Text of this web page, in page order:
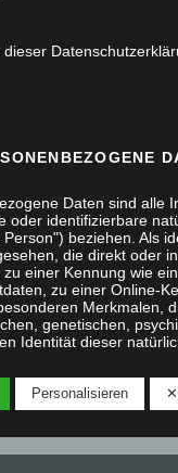
Daten sind alle
oder identifizierbare
Person") beziehen. Als
die direkt oder
einer Kennung wie
zu einer Online-
Merkmalen,
genetischen,
Identität dieser
Personalisieren ✕